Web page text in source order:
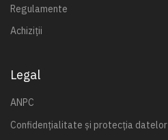
Regulamente
Achiziții
Legal
ANPC
Confidențialitate și protecția datelor